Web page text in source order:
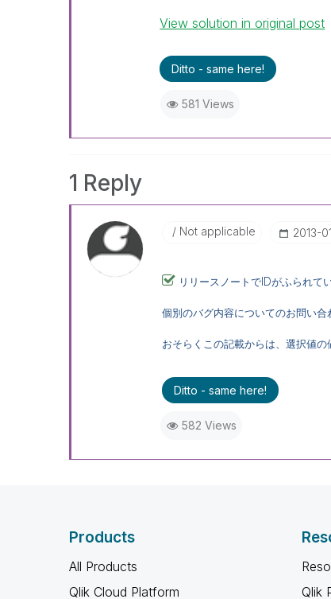
View solution in original post
Ditto - same here!
581 Views
1 Reply
Not applicable ‎2013-
リリースノートでIDがふられて
個別のバグ内容についてのお問い合
おそらくこの記載からは、選択値の
Ditto - same here!
582 Views
Products
All Products
Qlik Cloud Platform
Qlik